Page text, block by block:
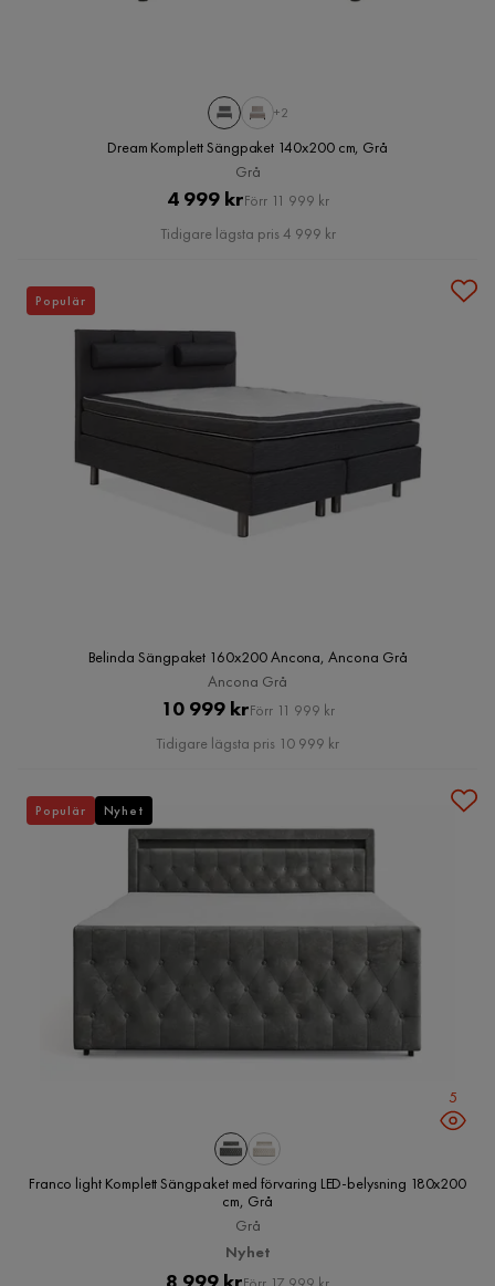
+2
Dream Komplett Sängpaket 140x200 cm, Grå
Grå
Pris
4 999 krOriginal
Pris
Förr 11 999 kr
Tidigare lägsta pris 4 999 kr
Belinda Sängpaket 160x200 Ancona, Ancona Grå
Ancona Grå
Pris
10 999 krOriginal
Pris
Förr 11 999 kr
Tidigare lägsta pris 10 999 kr
Populär
5
Franco light Komplett Sängpaket med förvaring LED-belysning 180x200
cm, Grå
Grå
Nyhet
Pris
Original
Populär Nyhet